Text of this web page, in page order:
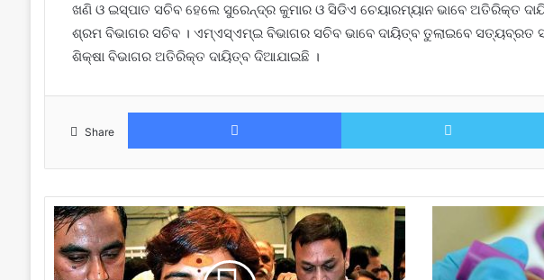
ଖଣି ଓ ଇସ୍ପାତ ସଚିବ ହେଲେ ସୁରେନ୍ଦ୍ର କୁମାର ଓ ସିଡିଏ ଚେୟାରମ୍ୟାନ ଭାବେ ଅତିରିକ୍ତ
ଶ୍ରମ ବିଭାଗର ସଚିବ । ଏମ୍‌ଏସ୍‌ଏମ୍ଇ ବିଭାଗର ସଚିବ ଭାବେ ଦାୟିତ୍ବ ତୁଲାଇବେ ସତ୍ୟବ୍ରତ
ଶିକ୍ଷା ବିଭାଗର ଅତିରିକ୍ତ ଦାୟିତ୍ବ ଦିଆଯାଇଛି ।
Share
Facebook